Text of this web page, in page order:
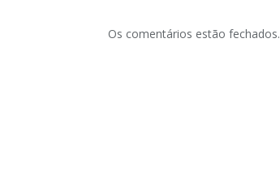
Os comentários estão fechados.